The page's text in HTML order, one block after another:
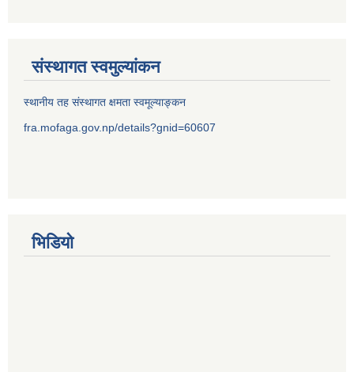
संस्थागत स्वमुल्यांकन
स्थानीय तह संस्थागत क्षमता स्वमूल्याङ्कन
fra.mofaga.gov.np/details?gnid=60607
भिडियो